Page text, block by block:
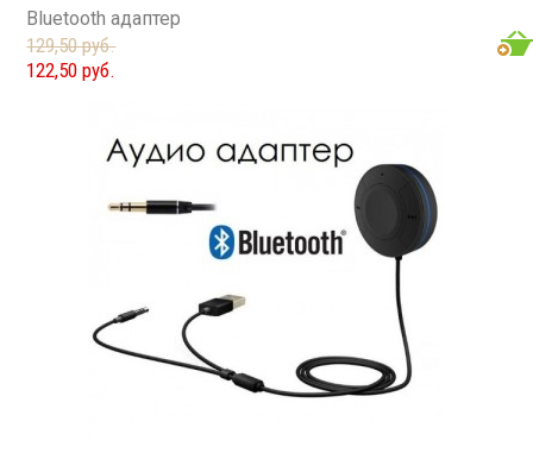
Bluetooth адаптер
129,50 руб.
122,50 руб.